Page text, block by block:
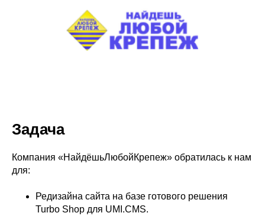
Задача
Компания «НайдёшьЛюбойКрепеж» обратилась к нам
для:
Редизайна сайта на базе готового решения
Turbo Shop для UMI.CMS.